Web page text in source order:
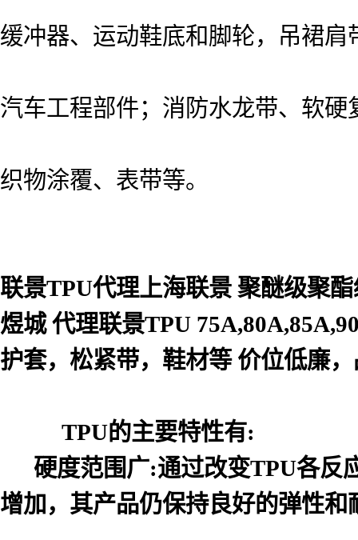
缓冲器、运动鞋底和脚轮，吊裙肩
汽车工程部件； 消防水龙带、软硬
织物涂覆、表带等。
联景TPU代理上海联景 聚醚级聚
煜城 代理联景TPU
护套，松紧带，鞋材等 价位低廉
TPU的主要特性有:
硬度范围广:通过改变TPU各反
增加，其产品仍保持良好的弹性和